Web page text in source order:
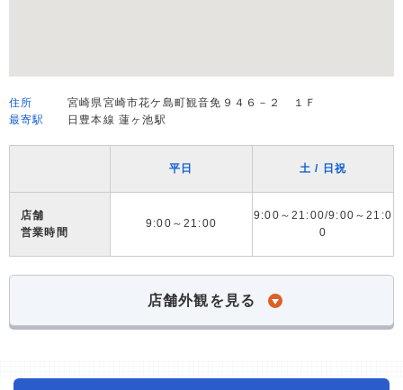
住所
宮崎県宮崎市花ケ島町観音免９４６－２ １Ｆ
最寄駅
日豊本線 蓮ヶ池駅
平日 土 / 日祝
店舗
営業時間
9:00～21:00
9:00～21:00/9:00～21:0
0
店舗外観を見る